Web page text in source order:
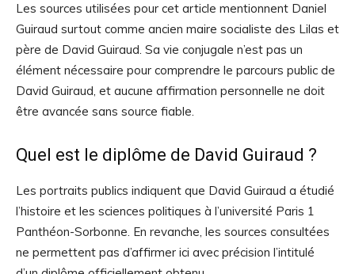
Les sources utilisées pour cet article mentionnent Daniel
Guiraud surtout comme ancien maire socialiste des Lilas et
père de David Guiraud. Sa vie conjugale n’est pas un
élément nécessaire pour comprendre le parcours public de
David Guiraud, et aucune affirmation personnelle ne doit
être avancée sans source fiable.
Quel est le diplôme de David Guiraud ?
Les portraits publics indiquent que David Guiraud a étudié
l’histoire et les sciences politiques à l’université Paris 1
Panthéon-Sorbonne. En revanche, les sources consultées
ne permettent pas d’affirmer ici avec précision l’intitulé